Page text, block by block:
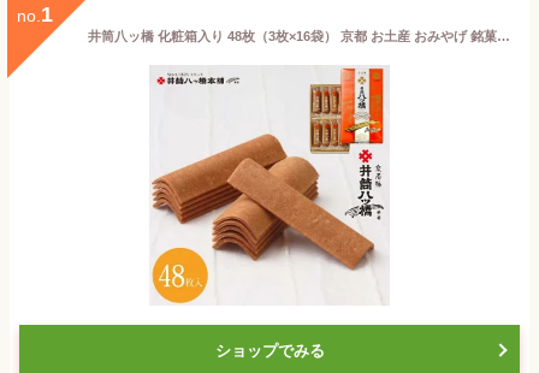
no. 1
井筒八ッ橋 化粧箱入り 48枚（3枚×16袋） 京都 お土産 おみやげ 銘菓 名物 和菓子 八ツ橋 生八つ橋 八つ橋 帰省 旅行 修学旅行 ご当地 お取り寄せ おとりよせ やつはし おやつ お菓子 おかし ご当地 シナモン 煎餅 せんべい 焼き 菓子 ギフト 焼き菓子
ショップでみる